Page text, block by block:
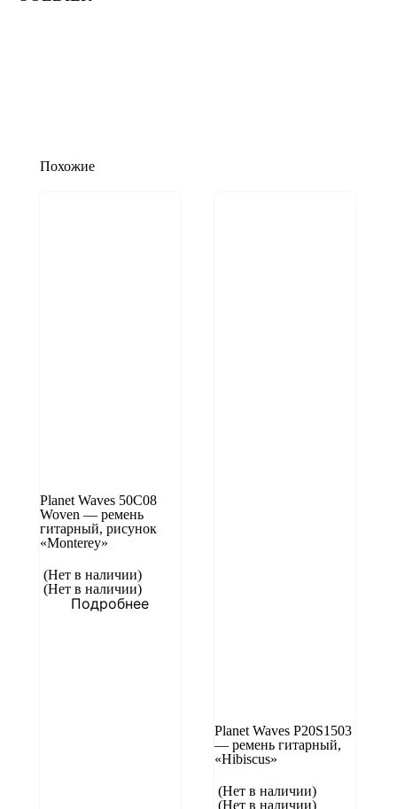
Похожие
Planet Waves 50C08
Woven — ремень
гитарный, рисунок
«Monterey»
(Нет в наличии)
(Нет в наличии)
Подробнее
Planet Waves P20S1503
— ремень гитарный,
«Hibiscus»
(Нет в наличии)
(Нет в наличии)